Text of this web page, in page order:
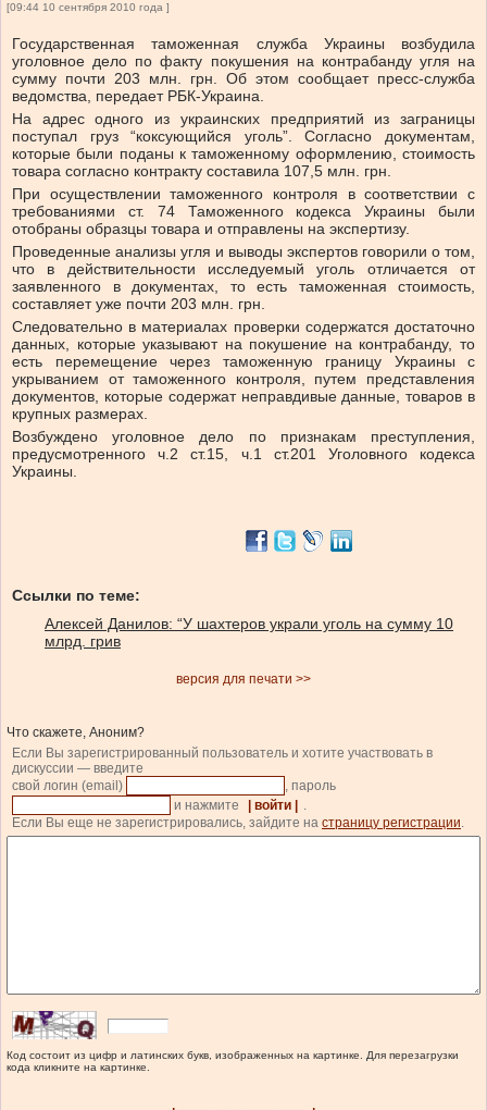
[09:44 10 сентября 2010 года ]
Государственная таможенная служба Украины возбудила
уголовное дело по факту покушения на контрабанду угля на
сумму почти 203 млн. грн. Об этом сообщает пресс-служба
ведомства, передает РБК-Украина.
На адрес одного из украинских предприятий из заграницы
поступал груз “коксующийся уголь”. Согласно документам,
которые были поданы к таможенному оформлению, стоимость
товара согласно контракту составила 107,5 млн. грн.
При осуществлении таможенного контроля в соответствии с
требованиями ст. 74 Таможенного кодекса Украины были
отобраны образцы товара и отправлены на экспертизу.
Проведенные анализы угля и выводы экспертов говорили о том,
что в действительности исследуемый уголь отличается от
заявленного в документах, то есть таможенная стоимость,
составляет уже почти 203 млн. грн.
Следовательно в материалах проверки содержатся достаточно
данных, которые указывают на покушение на контрабанду, то
есть перемещение через таможенную границу Украины с
укрыванием от таможенного контроля, путем представления
документов, которые содержат неправдивые данные, товаров в
крупных размерах.
Возбуждено уголовное дело по признакам преступления,
предусмотренного ч.2 ст.15, ч.1 ст.201 Уголовного кодекса
Украины.
Ссылки по теме:
Алексей Данилов: “У шахтеров украли уголь на сумму 10
млрд. грив
версия для печати >>
Что скажете, Аноним?
Если Вы зарегистрированный пользователь и хотите участвовать в
дискуссии — введите
свой логин (email)
, пароль
и нажмите
| войти |
.
Если Вы еще не зарегистрировались, зайдите на страницу регистрации.
Код состоит из цифр и латинских букв, изображенных на картинке. Для перезагрузки
кода кликните на картинке.